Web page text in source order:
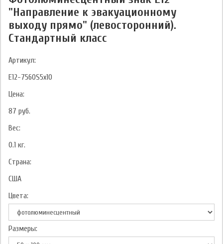
"Направление к эвакуационному
выходу прямо" (левосторонний).
Стандартный класс
Артикул:
E12-7560S5x10
Цена:
87 руб.
Вес:
0.1 кг.
Страна:
США
Цвета:
Размеры: